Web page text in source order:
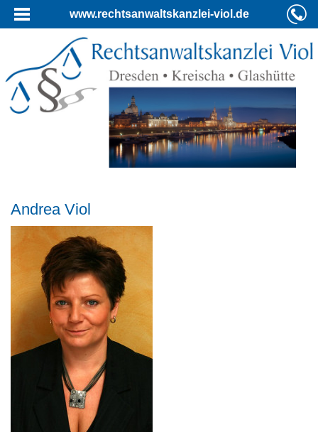
www.rechtsanwaltskanzlei-viol.de
Andrea Viol